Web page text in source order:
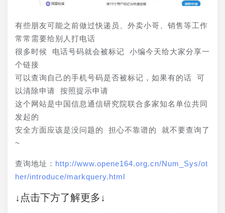
有些朋友可能之前做过快递员、外卖小哥、销售等工作
常常需要给别人打电话
很多时候 电话号码就会被标记 小编今天给大家分享一
个链接
可以查询自己的手机号码是否被标记，如果有的话 可
以清除申请 按照提示申请
这个网站是中国信息通信研究院联合多家知名单位共同
发起的
安全方面应该是没问题的 担心不靠谱的 就不要查询了
~
查询地址： http://www.opene164.org.cn/Num_Sys/ot
her/introduce/markquery.html
↓点击下方了解更多↓